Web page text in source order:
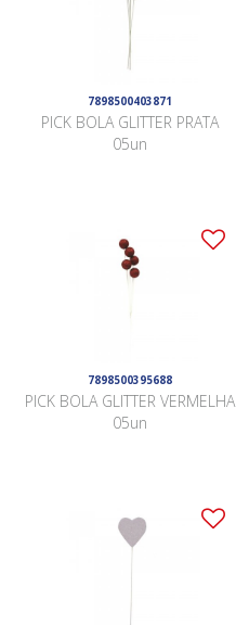
7898500403871
PICK BOLA GLITTER PRATA
05un
7898500395688
PICK BOLA GLITTER VERMELHA
05un